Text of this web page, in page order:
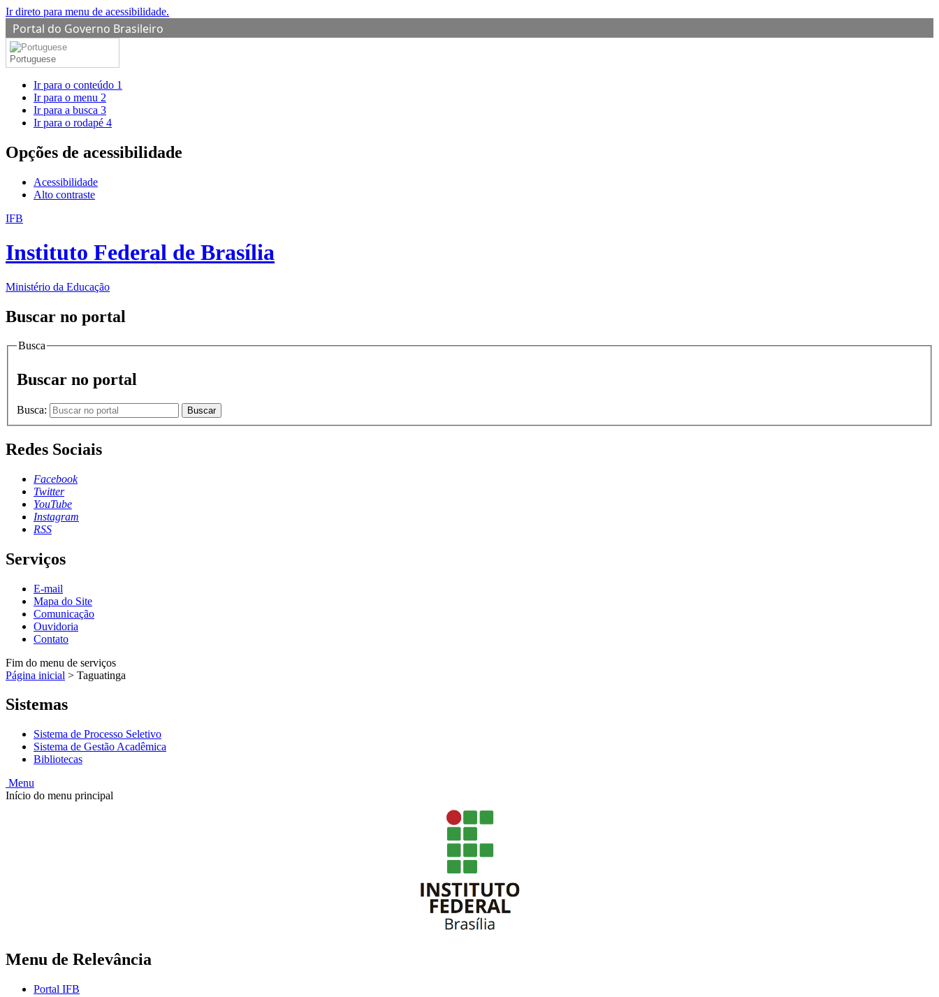
Ir direto para menu de acessibilidade.
Portal do Governo Brasileiro
Portuguese
Ir para o conteúdo 1
Ir para o menu 2
Ir para a busca 3
Ir para o rodapé 4
Opções de acessibilidade
Acessibilidade
Alto contraste
IFB
Instituto Federal de Brasília
Ministério da Educação
Buscar no portal
Busca
Buscar no portal
Busca: Buscar
Redes Sociais
Facebook
Twitter
YouTube
Instagram
RSS
Serviços
E-mail
Mapa do Site
Comunicação
Ouvidoria
Contato
Fim do menu de serviços
Página inicial > Taguatinga
Sistemas
Sistema de Processo Seletivo
Sistema de Gestão Acadêmica
Bibliotecas
Menu
Início do menu principal
Menu de Relevância
Portal IFB